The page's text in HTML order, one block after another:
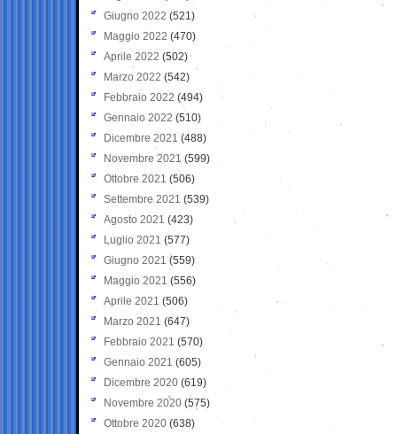
Giugno 2022 (521)
Maggio 2022 (470)
Aprile 2022 (502)
Marzo 2022 (542)
Febbraio 2022 (494)
Gennaio 2022 (510)
Dicembre 2021 (488)
Novembre 2021 (599)
Ottobre 2021 (506)
Settembre 2021 (539)
Agosto 2021 (423)
Luglio 2021 (577)
Giugno 2021(559)
Maggio 2021 (556)
Aprile 2021 (506)
Marzo 2021 (647)
Febbraio 2021 (570)
Gennaio 2021 (605)
Dicembre 2020 (619)
Novembre 2020 (575)
Ottobre 2020 (638)